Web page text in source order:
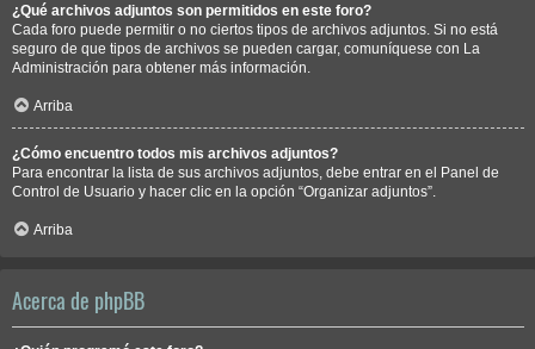
¿Qué archivos adjuntos son permitidos en este foro?
Cada foro puede permitir o no ciertos tipos de archivos adjuntos. Si no está
seguro de que tipos de archivos se pueden cargar, comuníquese con La
Administración para obtener más información.
Arriba
¿Cómo encuentro todos mis archivos adjuntos?
Para encontrar la lista de sus archivos adjuntos, debe entrar en el Panel de
Control de Usuario y hacer clic en la opción “Organizar adjuntos”.
Arriba
Acerca de phpBB